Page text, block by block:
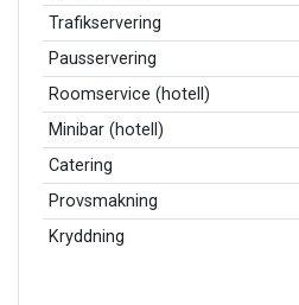
Trafikservering
Pausservering
Roomservice (hotell)
Minibar (hotell)
Catering
Provsmakning
Kryddning